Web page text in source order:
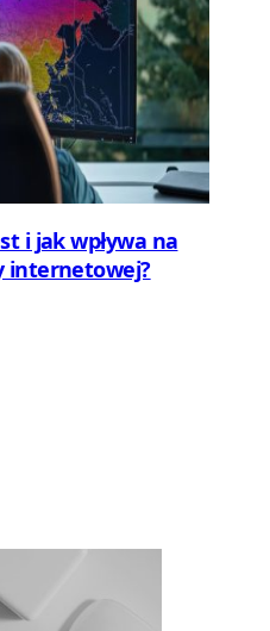
i jak wpływa na
internetowej?